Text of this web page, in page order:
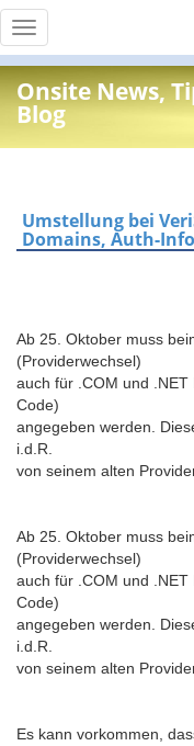
Toggle
navigation
Onsite News,
Blog
Umstellung bei
Domains, Auth-Info
Ab 25. Oktober muss
(Providerwechsel)
auch für .COM und
Code)
angegeben werden.
i.d.R.
von seinem alten
Ab 25. Oktober muss
(Providerwechsel)
auch für .COM und
Code)
angegeben werden.
i.d.R.
von seinem alten
Es kann vorkommen,